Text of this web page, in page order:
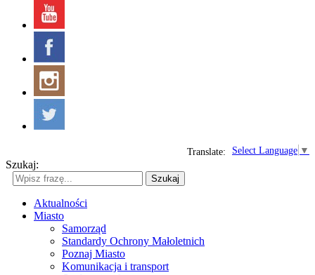
Select Language ▼
Translate:
Szukaj:
Szukaj
Aktualności
Miasto
Samorząd
Standardy Ochrony Małoletnich
Poznaj Miasto
Komunikacja i transport